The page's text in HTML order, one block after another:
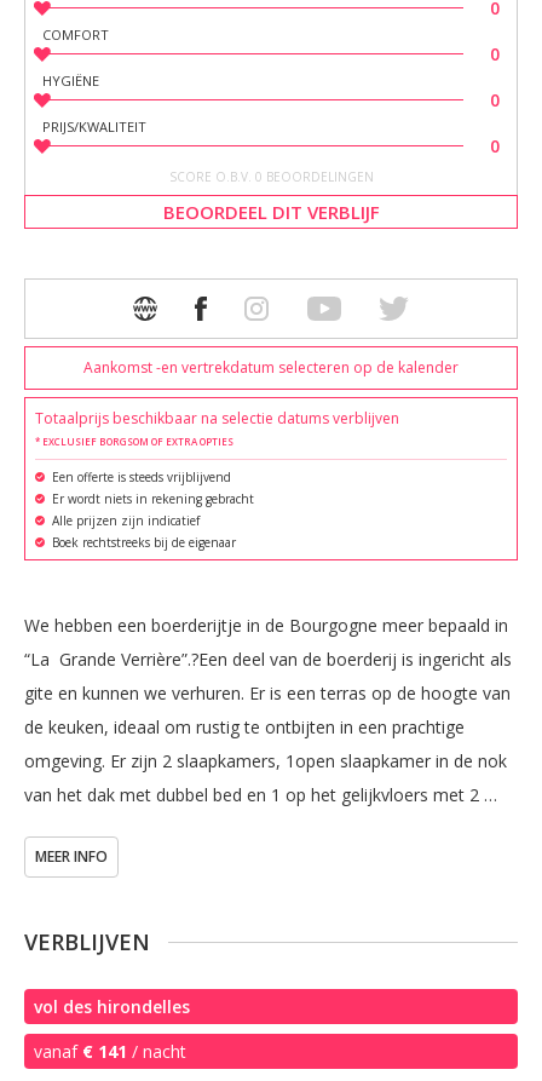
We hebben een boerderijtje in de Bourgogne meer bepaald in
“La  Grande Verrière”.?Een deel van de boerderij is ingericht als
gite en kunnen we verhuren. Er is een terras op de hoogte van
de keuken, ideaal om rustig te ontbijten in een prachtige
omgeving. Er zijn 2 slaapkamers, 1open slaapkamer in de nok
van het dak met dubbel bed en 1 op het gelijkvloers met 2
worden.Eventueel kan men nog van een kinderbedje gebruik
Op het tussenverdiep is de badkamer met douche en toilet.?De
, sluit aan op het woonvertrek met eettafel en salon. Voor
grotere gezinnen is er de mogelijkheid de meidenkamer bij te
huren. Goed voor 2 personen, er is een toilet en wasbakje.?Er
MEER INFO
VERBLIJVEN
vol des hirondelles
vanaf € 141 / nacht
Aankomst -en vertrekdatum selecteren op de kalender
Totaalprijs beschikbaar na selectie datums verblijven
* EXCLUSIEF BORGSOM OF EXTRA OPTIES
Een offerte is steeds vrijblijvend
Er wordt niets in rekening gebracht
Alle prijzen zijn indicatief
Boek rechtstreeks bij de eigenaar
0
COMFORT
0
HYGIËNE
0
PRIJS/KWALITEIT
0
SCORE O.B.V. 0 BEOORDELINGEN
BEOORDEEL DIT VERBLIJF